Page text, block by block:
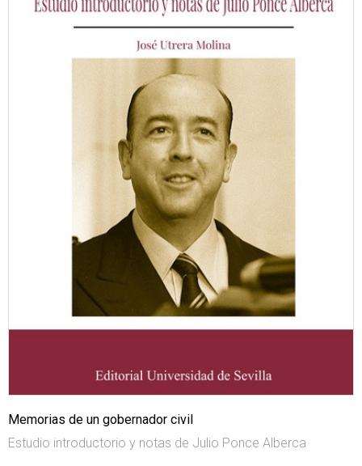
Memorias de un gobernador civil
Estudio introductorio y notas de Julio Ponce Alberca